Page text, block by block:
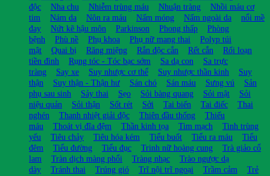
độc
Nha chu Nhiễm trùng máu Nhuận tràng
Nhồi máu cơ
tim
Nám da Nôn ra máu Nấm móng Nấm ngoài da
nổi mề
đay
Nứt kẽ hậu môn Parkinson Phong thấp
Phòng
bệnh
Phù nề Phụ khoa Phụ nữ mang thai
Polyp túi
mật
Quai bị Răng miệng Rắn độc cắn Rết cắn
Rối loạn
tiền đình
Rụng tóc - Tóc bạc sớm Sa dạ con
Sa trực
tràng
Say xe Suy nhược cơ thể Suy nhược thần kinh
Suy
thận
Suy thận - Thận hư Sán chó Sán máu Sưng vú
Sản
phụ sau sinh
Sảy thai Sẹo Sỏi bàng quang Sỏi mật
Sỏi
niệu quản
Sỏi thận Sốt rét Sởi Tai biến Tai điếc
Thai
nghén
Thanh nhiệt giải độc Thiên đầu thống
Thiếu
máu
Thoát vị đĩa đệm Thần kinh tọa Tim mạch
Tinh trùng
yếu
Tiêu chảy Tiêu hóa kém Tiểu buốt Tiểu ra máu
Tiểu
đêm
Tiểu đường Tiểu đục Trinh nữ hoàng cung
Trà giảo cổ
lam
Tràn dịch màng phổi Tràng nhạc
Trào ngược dạ
dày
Tránh thai Trúng gió Trĩ nội trĩ ngoại Trầm cảm
Trẻ